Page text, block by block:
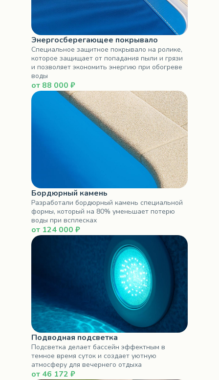
Энергосберегающее покрывало
Специальное защитное покрывало на ролике,
которое защищает от попадания пыли и грязи
и позволяет экономить энергию при обогреве
воды
от 88 000 ₽
Бордюрный камень
Разработали бордюрный камень специальной
формы, который на 80% уменьшает потерю
воды при всплесках
от 124 000 ₽
Подводная подсветка
Подсветка делает бассейн эффектным в
темное время суток и создает уютную
атмосферу для вечернего отдыха
от 46 172 ₽